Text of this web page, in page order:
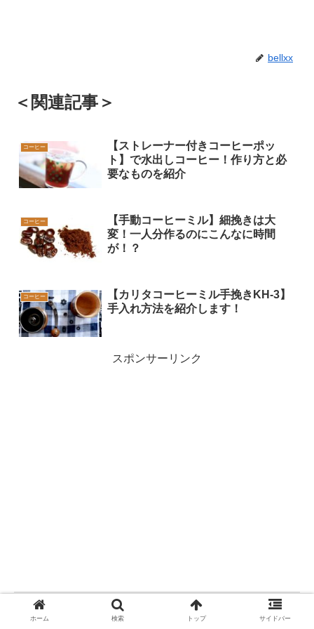
bellxx
＜関連記事＞
コーヒー
【ストレーナー付きコーヒーポッ
ト】で水出しコーヒー！作り方と必
要なものを紹介
コーヒー
【手動コーヒーミル】細挽きは大
変！一人分作るのにこんなに時間
が！？
コーヒー
【カリタコーヒーミル手挽きKH-3】
手入れ方法を紹介します！
スポンサーリンク
マイカフェ：レシピ＆ストーリー【攻
ホーム 検索 トップ サイドバー